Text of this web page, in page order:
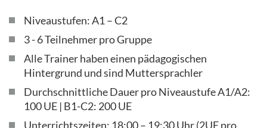
Niveaustufen: A1 – C2
3 - 6 Teilnehmer pro Gruppe
Alle Trainer haben einen pädagogischen
Hintergrund und sind Muttersprachler
Durchschnittliche Dauer pro Niveaustufe A1/A2:
100 UE | B1-C2: 200 UE
Unterrichtszeiten: 18:00 – 19:30 Uhr (2UE pro